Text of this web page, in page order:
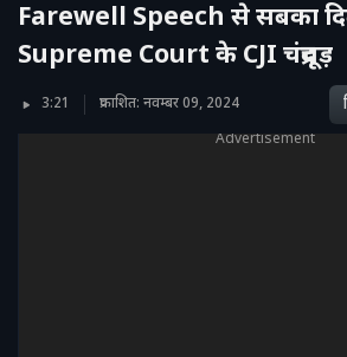
Farewell Speech से सबका
Supreme Court के CJI चंद्रचूड़
3:21 प्रकाशित: नवम्बर 09, 2024
Advertisement